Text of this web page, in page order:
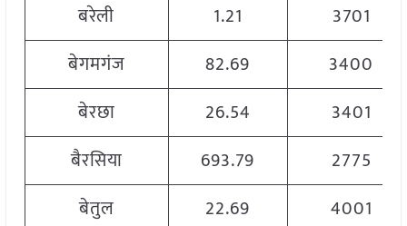
बरेली
1.21
3701
बेगमगंज
82.69
3400
बेरछा
26.54
3401
बैरसिया
693.79
2775
बेतुल
22.69
4001